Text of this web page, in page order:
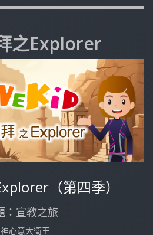
之Explorer
（第四季）
：宣教之旅
心意大衛王